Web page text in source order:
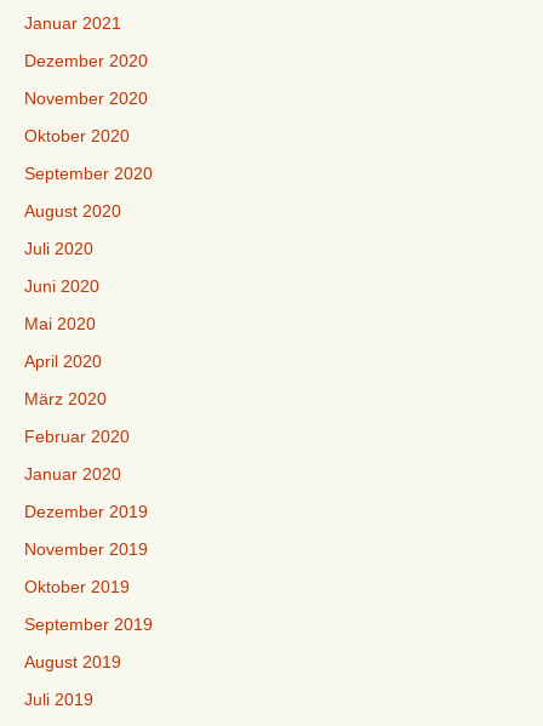
Januar 2021
Dezember 2020
November 2020
Oktober 2020
September 2020
August 2020
Juli 2020
Juni 2020
Mai 2020
April 2020
März 2020
Februar 2020
Januar 2020
Dezember 2019
November 2019
Oktober 2019
September 2019
August 2019
Juli 2019